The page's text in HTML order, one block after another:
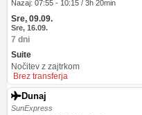
Nazaj: 07:55 - 10:15 / 3h 20min
Sre, 09.09.
Sre, 16.09.
7 dni
Suite
Nočitev z zajtrkom
Brez transferja
Dunaj
SunExpress